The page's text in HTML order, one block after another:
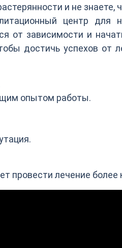
и не знаете,
центр для
от зависимости и
достичь успехов от
опытом работы.
провести лечение более